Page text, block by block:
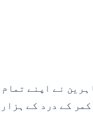
نے اپنے
کے درد کے